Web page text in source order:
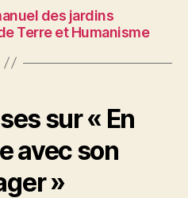
des jardins
Terre et Humanisme
sur « En
avec son
»